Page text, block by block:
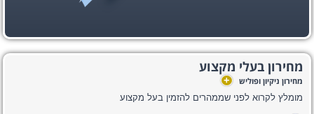
מחירון בעלי מקצוע
מחירון ניקיון ופוליש +
מומלץ לקרוא לפני שממהרים להזמין בעל מקצוע